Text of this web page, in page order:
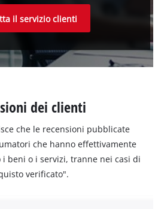
il servizio clienti
dei clienti
che le recensioni pubblicate
che hanno effettivamente
beni o i servizi, tranne nei casi di
verificato".